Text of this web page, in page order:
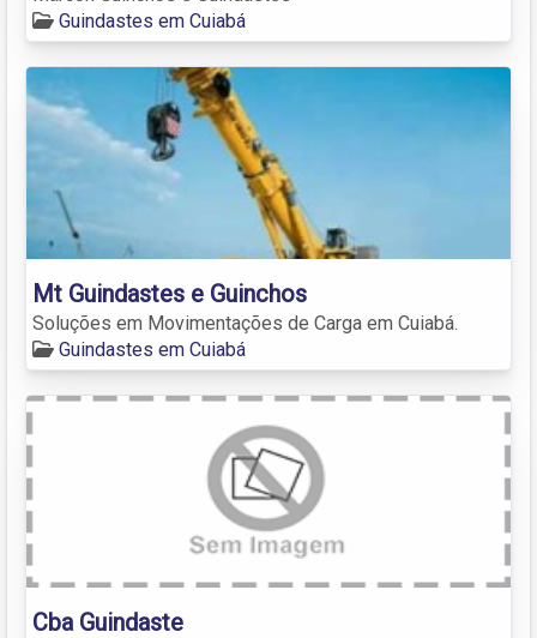
Guindastes em Cuiabá
Mt Guindastes e Guinchos
Soluções em Movimentações de Carga em Cuiabá.
Guindastes em Cuiabá
Cba Guindaste